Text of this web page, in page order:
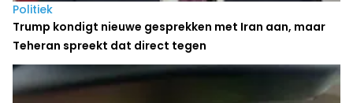
Politiek
Trump kondigt nieuwe gesprekken met Iran aan, maar
Teheran spreekt dat direct tegen